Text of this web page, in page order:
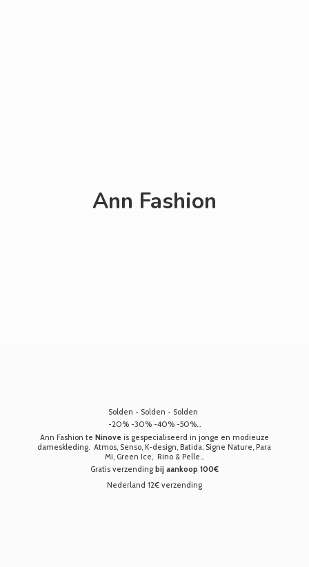
Ann Fashion
Solden - Solden - Solden
-20% -30% -40% -50%...
Ann Fashion te Ninove is gespecialiseerd in jonge en modieuze
dameskleding. Atmos, Senso, K-design, Batida, Signe Nature, Para
Mi, Green Ice, Rino & Pelle...
Gratis verzending bij aankoop 100€
Nederland 12€ verzending